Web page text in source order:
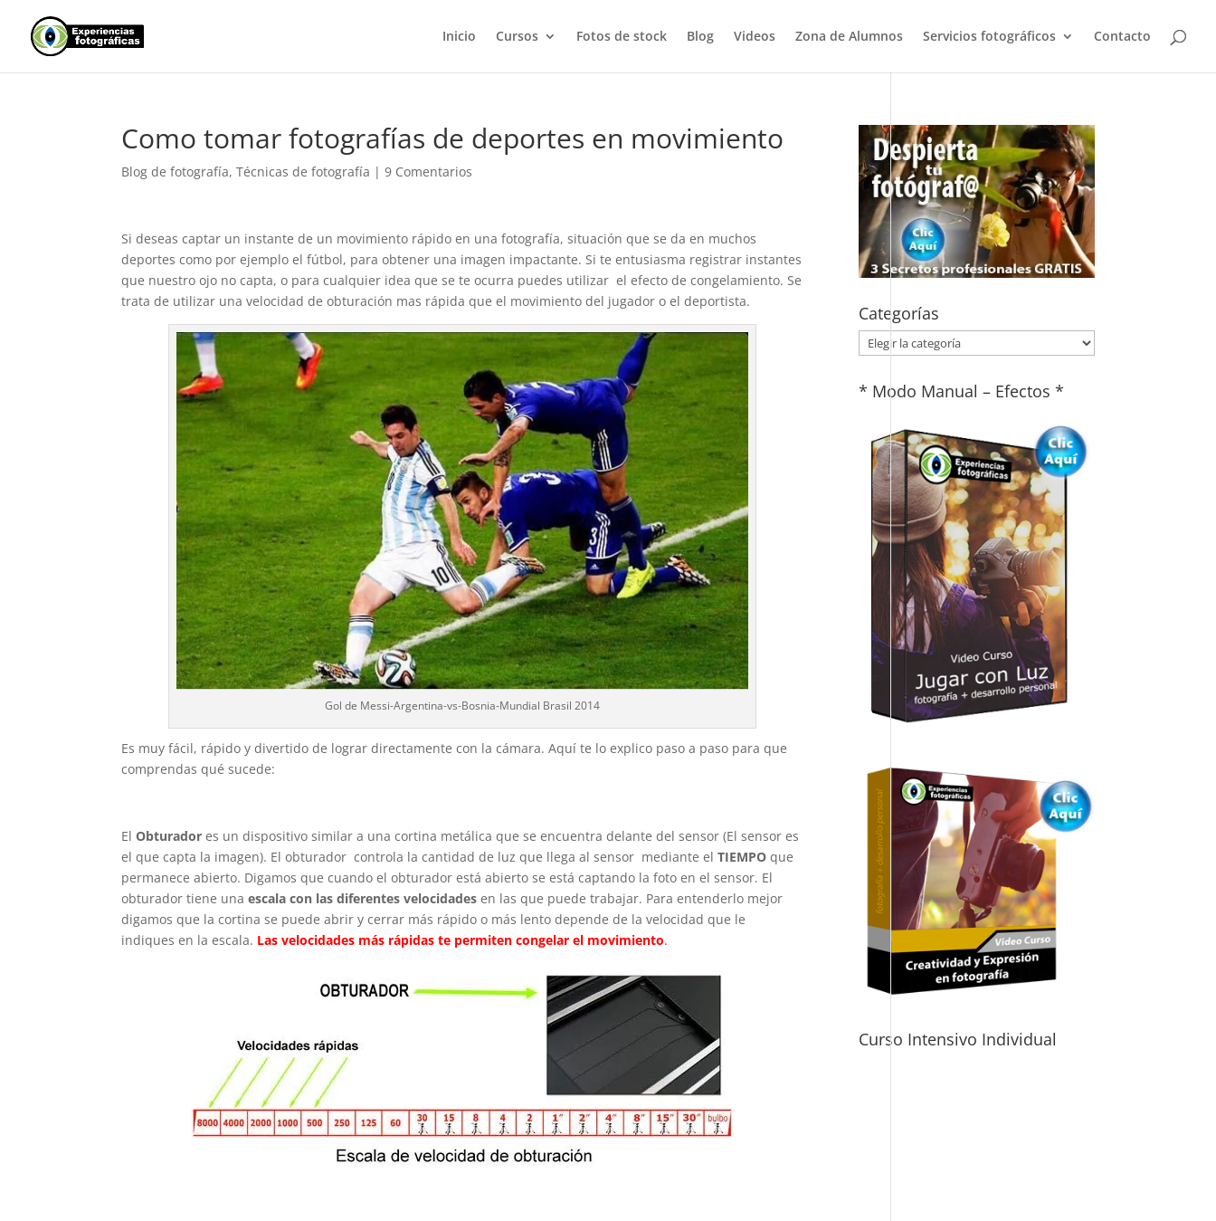
Inicio Cursos Fotos de stock Blog Videos Zona de Alumnos Servicios fotográficos Contacto
Como tomar fotografías de deportes en movimiento
Blog de fotografía,Técnicas de fotografía |9 Comentarios
Si deseas captar un instante de un movimiento rápido en una fotografía, situación que se da en muchos
deportes como por ejemplo el fútbol, para obtener una imagen impactante. Si te entusiasma registrar instantes
que nuestro ojo no capta, o para cualquier idea que se te ocurra puedes utilizar el efecto de congelamiento. Se
trata de utilizar una velocidad de obturación mas rápida que el movimiento del jugador o el deportista.
Gol de Messi-Argentina-vs-Bosnia-Mundial Brasil 2014
Es muy fácil, rápido y divertido de lograr directamente con la cámara. Aquí te lo explico paso a paso para que
comprendas qué sucede:
ElObturador es un dispositivo similar a una cortina metálica que se encuentra delante del sensor (El sensor es
el que capta la imagen). El obturador controla la cantidad de luz que llega al sensor mediante elTIEMPO que
permanece abierto. Digamos que cuando el obturador está abierto se está captando la foto en el sensor. El
obturador tiene unaescala con las diferentes velocidades en las que puede trabajar. Para entenderlo mejor
digamos que la cortina se puede abrir y cerrar más rápido o más lento depende de la velocidad que le
indiques en la escala. Las velocidades más rápidas te permiten congelar el movimiento.
Categorías
Categorías
* Modo Manual – Efectos *
Curso Intensivo Individual